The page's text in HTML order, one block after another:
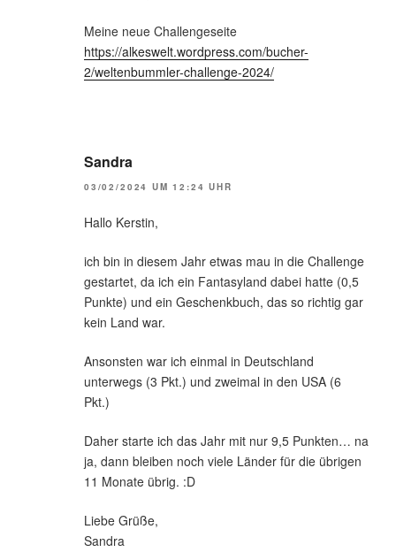
Meine neue Challengeseite
https://alkeswelt.wordpress.com/bucher-
2/weltenbummler-challenge-2024/
Sandra
03/02/2024 UM 12:24 UHR
Hallo Kerstin,
ich bin in diesem Jahr etwas mau in die Challenge
gestartet, da ich ein Fantasyland dabei hatte (0,5
Punkte) und ein Geschenkbuch, das so richtig gar
kein Land war.
Ansonsten war ich einmal in Deutschland
unterwegs (3 Pkt.) und zweimal in den USA (6
Pkt.)
Daher starte ich das Jahr mit nur 9,5 Punkten… na
ja, dann bleiben noch viele Länder für die übrigen
11 Monate übrig. :D
Liebe Grüße,
Sandra